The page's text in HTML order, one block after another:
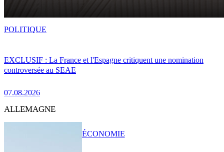
EXCLUSIF : La France et l'Espagne critiquent une nomination
controversée au SEAE
07.08.2026
POLITIQUE
ALLEMAGNE
ÉCONOMIE